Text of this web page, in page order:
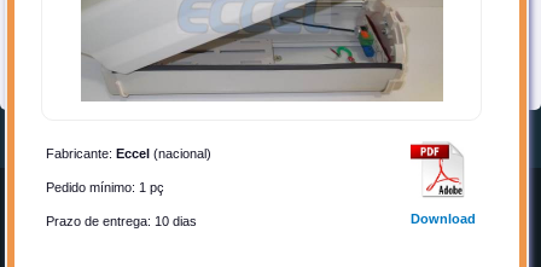
Fabricante:Eccel (nacional)
Download
Pedido mínimo: 1 pç
Prazo de entrega: 10 dias
➥ Localize os itens de interesse, acrescente aos favoritos e entre
em contato diretamente com o(a) vendedor(a).
Home
Quem Somos